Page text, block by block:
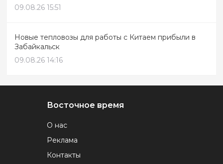
09.08.26 15:51
Новые тепловозы для работы с Китаем прибыли в
Забайкальск
09.08.26 14:16
Восточное время
О нас
Реклама
Контакты